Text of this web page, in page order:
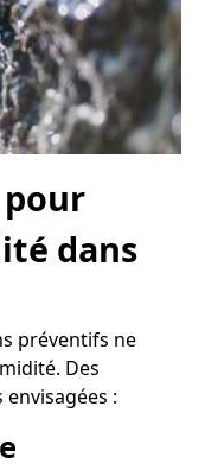
dans
préventifs ne
Des
: